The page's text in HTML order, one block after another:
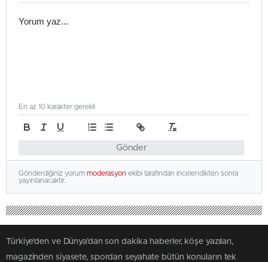
Gönder
En az 10 karakter gerekli
Gönderdiğiniz yorum moderasyon ekibi tarafından incelendikten sonra
yayınlanacaktır.
Türkiye'den ve Dünya’dan son dakika haberler, köşe yazıları,
magazinden siyasete, spordan seyahate bütün konuların tek